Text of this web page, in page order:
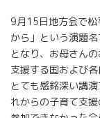
9月15日地方会で松
から」という演題
となり、お母さん
支援する国および
とても感銘深い講
れからの子育て支援